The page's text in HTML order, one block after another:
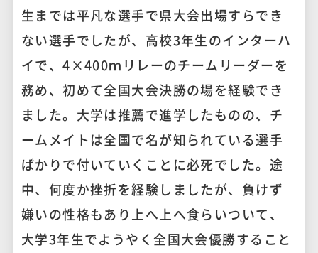
生までは平凡な選手で県大会出場すらでき
ない選手でしたが、高校3年生のインターハ
イで、4×400ｍリレーのチームリーダーを
務め、初めて全国大会決勝の場を経験でき
ました。大学は推薦で進学したものの、チ
ームメイトは全国で名が知られている選手
ばかりで付いていくことに必死でした。途
中、何度か挫折を経験しましたが、負けず
嫌いの性格もあり上へ上へ食らいついて、
大学3年生でようやく全国大会優勝すること